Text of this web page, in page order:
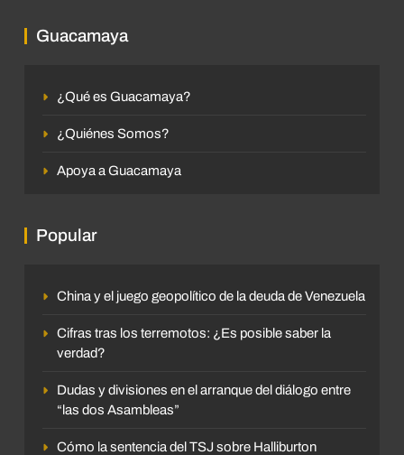
Guacamaya
¿Qué es Guacamaya?
¿Quiénes Somos?
Apoya a Guacamaya
Popular
China y el juego geopolítico de la deuda de Venezuela
Cifras tras los terremotos: ¿Es posible saber la
verdad?
Dudas y divisiones en el arranque del diálogo entre
“las dos Asambleas”
Cómo la sentencia del TSJ sobre Halliburton